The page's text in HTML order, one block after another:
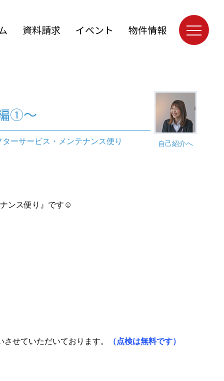
資料請求 イベント 物件情報
自己紹介へ
①～
ターサービス・メンテナンス便り
ンス便り』です☺︎
せていただいております。 （点検は無料です）